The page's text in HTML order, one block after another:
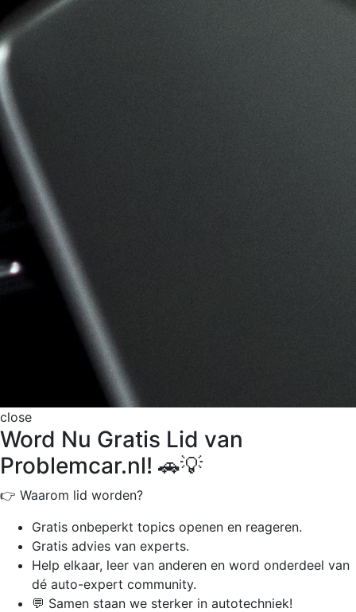
close
Word Nu Gratis Lid van
Problemcar.nl! 🚗💡
👉 Waarom lid worden?
Gratis onbeperkt topics openen en reageren.
Gratis advies van experts.
Help elkaar, leer van anderen en word onderdeel van
dé auto-expert community.
💬 Samen staan we sterker in autotechniek!